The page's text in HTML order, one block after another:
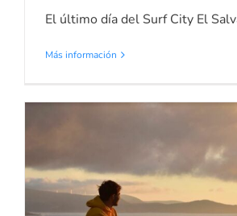
El último día del Surf City El
Más información
Guillermo